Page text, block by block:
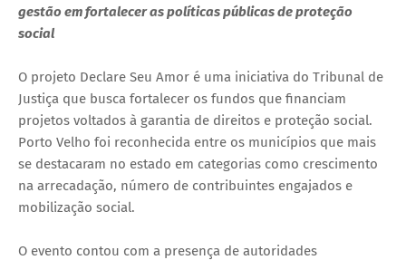
gestão em fortalecer as políticas públicas de proteção
social
O projeto Declare Seu Amor é uma iniciativa do Tribunal de
Justiça que busca fortalecer os fundos que financiam
projetos voltados à garantia de direitos e proteção social.
Porto Velho foi reconhecida entre os municípios que mais
se destacaram no estado em categorias como crescimento
na arrecadação, número de contribuintes engajados e
mobilização social.
O evento contou com a presença de autoridades